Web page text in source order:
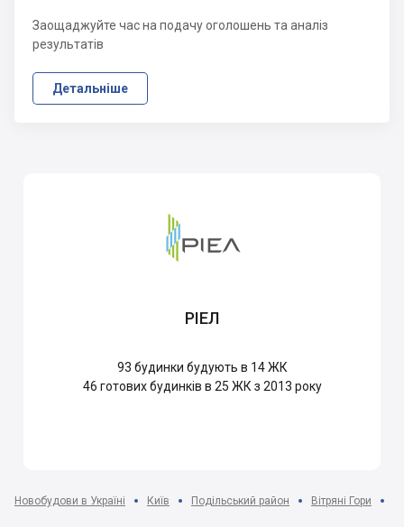
Заощаджуйте час на подачу оголошень та аналіз
результатів
Детальніше
РІЕЛ
93 будинки будують в 14 ЖК
46 готових будинків в 25 ЖК з 2013 року
Новобудови в Україні Київ Подільський район Вітряні Гори